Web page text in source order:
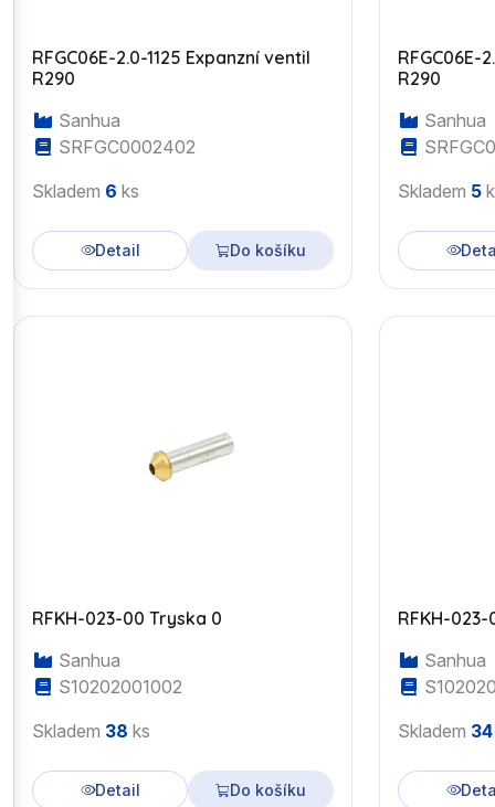
RFGC06E-2.0-1125 Expanzní ventil
R290
Sanhua
SRFGC0002402
Skladem 6 ks
Detail Do košíku
RFGC06E-
R290
Sanhua
Skladem 5
RFKH-023-00 Tryska 0
Sanhua
S10202001002
Skladem 38 ks
Detail Do košíku
RFKH-023-
Sanhua
Skladem 34